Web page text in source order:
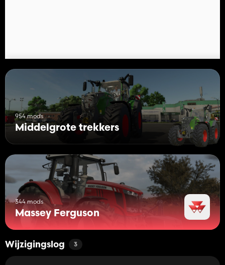
954 mods
Middelgrote trekkers
344 mods
Massey Ferguson
Wijzigingslog 3